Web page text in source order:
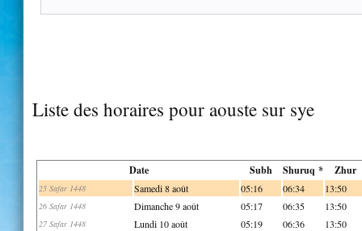
Liste des horaires pour aouste sur sye
Date Subh Shuruq * Zhur
25 Safar 1448 Samedi 8 août 05:16 06:34 13:50
26 Safar 1448 Dimanche 9 août 05:17 06:35 13:50
27 Safar 1448 Lundi 10 août 05:19 06:36 13:50